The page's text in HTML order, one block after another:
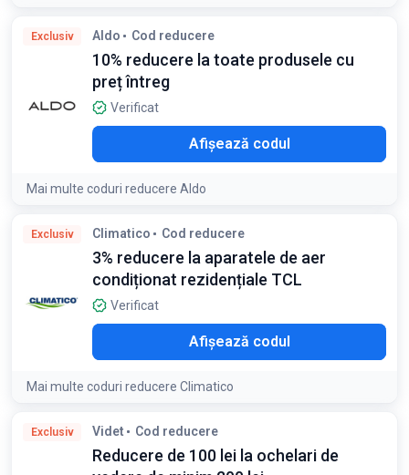
Royal Canin si brandul Hill's
Exclusiv Aldo Cod reducere
10% reducere la toate produsele cu
preț întreg
Verificat
Afișează codul
Mai multe coduri reducere Aldo
pentru maxim un produs per coș
Exclusiv Climatico Cod reducere
3% reducere la aparatele de aer
condiționat rezidențiale TCL
Verificat
Afișează codul
Mai multe coduri reducere Climatico
Exclusiv Videt Cod reducere
Reducere de 100 lei la ochelari de